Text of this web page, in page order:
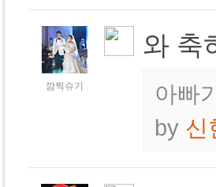
깜찍슈기
와 축
아빠
by 신